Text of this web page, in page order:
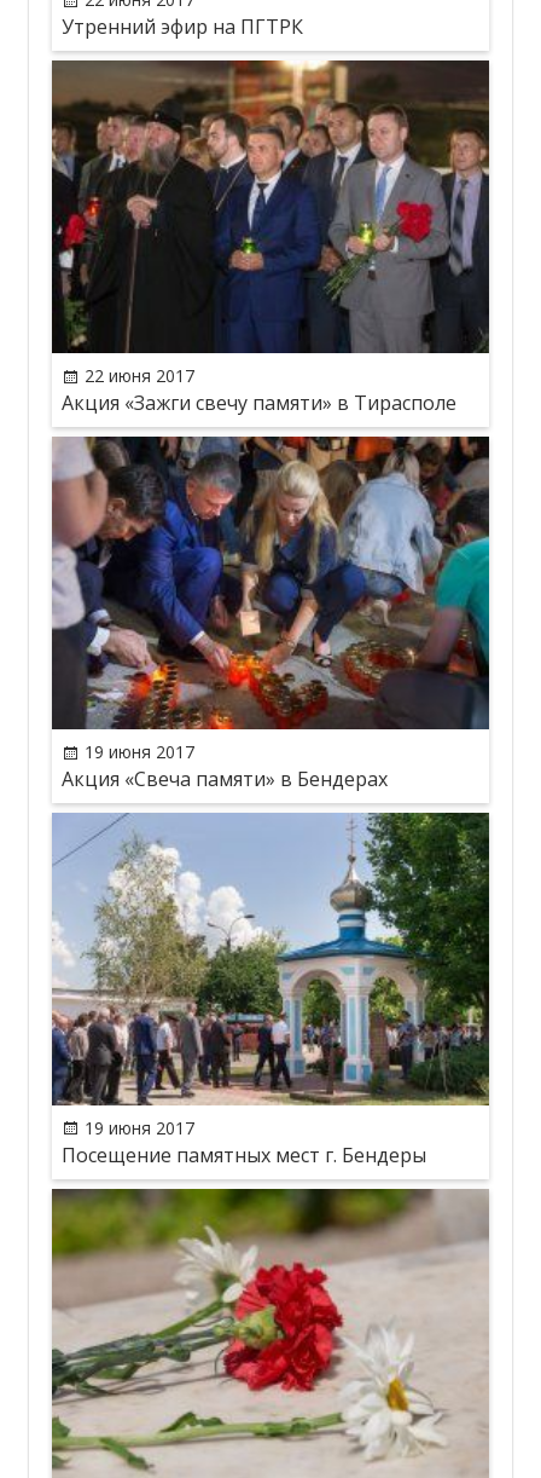
Утренний эфир на ПГТРК
22 июня 2017
Акция «Зажги свечу памяти» в Тирасполе
19 июня 2017
Акция «Свеча памяти» в Бендерах
19 июня 2017
Посещение памятных мест г. Бендеры